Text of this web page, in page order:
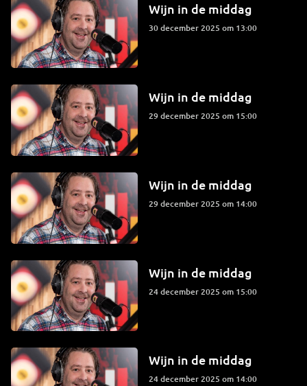
Wijn in de middag
30 december 2025 om 13:00
Wijn in de middag
29 december 2025 om 15:00
Wijn in de middag
29 december 2025 om 14:00
Wijn in de middag
24 december 2025 om 15:00
Wijn in de middag
24 december 2025 om 14:00